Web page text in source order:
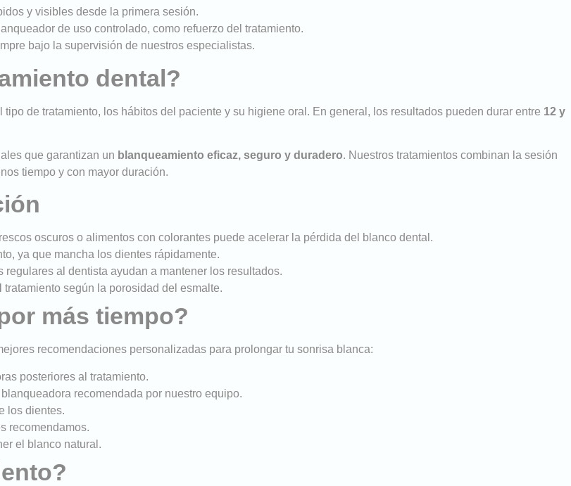
y visibles desde la primera sesión.
de uso controlado, como refuerzo del tratamiento.
bajo la supervisión de nuestros especialistas.
dental?
de tratamiento, los hábitos del paciente y su higiene oral. En general, los resultados pueden durar entre 12 y
que garantizan un blanqueamiento eficaz, seguro y duradero. Nuestros tratamientos combinan la sesión
tiempo y con mayor duración.
oscuros o alimentos con colorantes puede acelerar la pérdida del blanco dental.
ya que mancha los dientes rápidamente.
al dentista ayudan a mantener los resultados.
según la porosidad del esmalte.
más tiempo?
recomendaciones personalizadas para prolongar tu sonrisa blanca:
posteriores al tratamiento.
recomendada por nuestro equipo.
los dientes.
recomendamos.
el blanco natural.